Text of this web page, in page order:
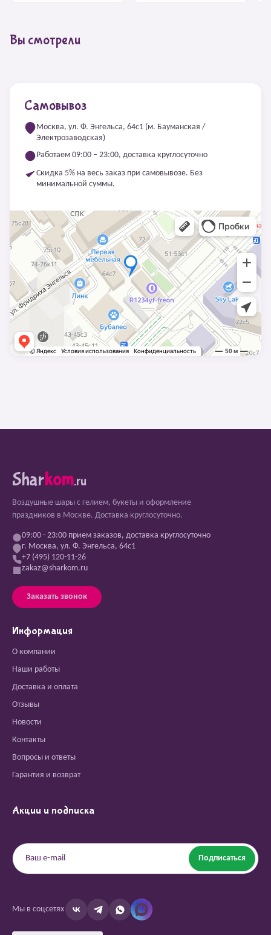
Вы смотрели
Самовывоз
Москва, ул. Ф. Энгельса, 64с1 (м. Бауманская /
Электрозаводская)
Работаем 09:00 – 23:00, доставка круглосуточно
Скидка 5% на весь заказ при самовывозе. Без
минимальной суммы.
Sharkom.ru
Воздушные шары с гелием, букеты и оформление
праздников в Москве. Доставка круглосуточно.
09:00 - 23:00 прием заказов, доставка круглосуточно
г. Москва, ул. Ф. Энгельса, 64с1
+7 (495) 120-11-26
zakaz@sharkom.ru
Заказать звонок
Информация
О компании
Наши работы
Доставка и оплата
Отзывы
Новости
Контакты
Вопросы и ответы
Гарантия и возврат
Акции и подписка
Подписаться
Мы в соцсетях